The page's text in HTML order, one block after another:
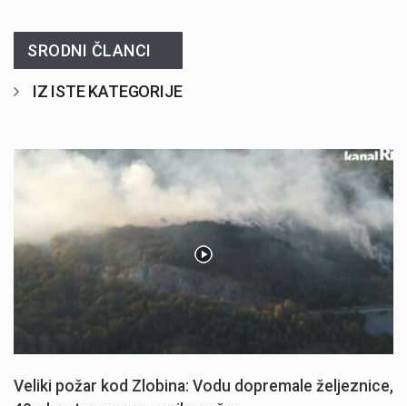
SRODNI ČLANCI
IZ ISTE KATEGORIJE
Veliki požar kod Zlobina: Vodu dopremale željeznice,